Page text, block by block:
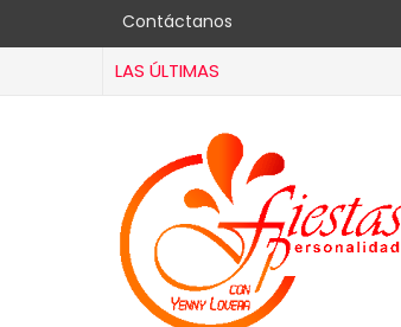
Contáctanos
LAS ÚLTIMAS